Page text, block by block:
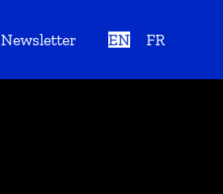
Newsletter EN FR